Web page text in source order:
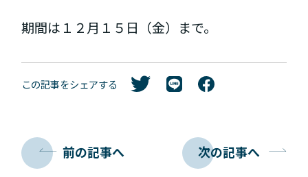
期間は１２月１５日（金）まで。
この記事をシェアする
前の記事へ 次の記事へ